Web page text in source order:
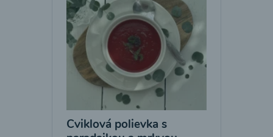
Cviklová polievka s